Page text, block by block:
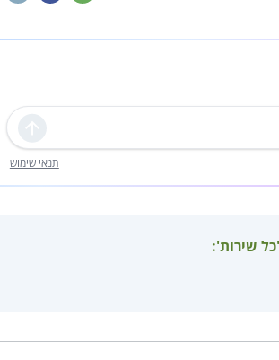
שליחה
תנאי שימוש
שירות':